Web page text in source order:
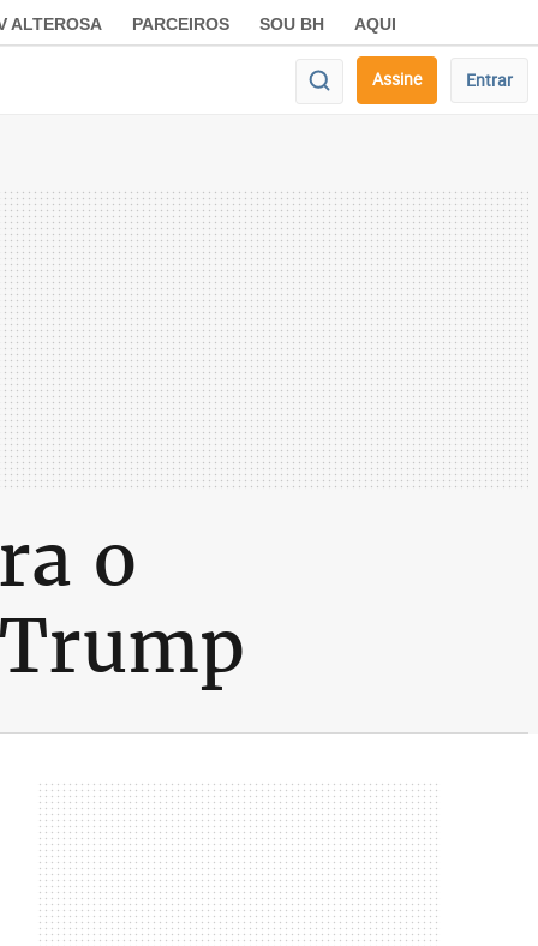
ALTEROSA PARCEIROS SOU BH AQUI
Assine Entrar
o